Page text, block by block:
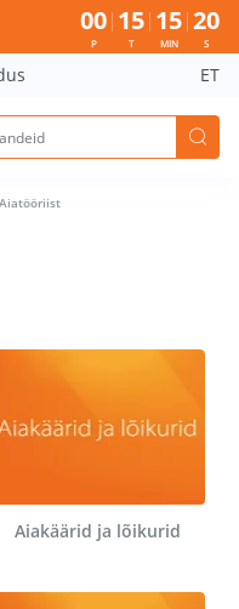
00
P
15
T
15
MIN
19
S
ET
Aiatööriist
Aiakäärid ja lõikurid